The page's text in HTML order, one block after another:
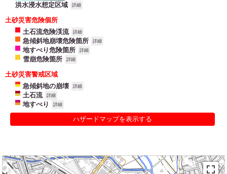
洪水浸水想定区域 詳細
土砂災害危険個所
土石流危険渓流
詳細
急傾斜地崩壊危険箇所 詳細
地すべり危険箇所 詳細
雪崩危険箇所 詳細
土砂災害警戒区域
急傾斜地の崩壊
詳細
土石流 詳細
地すべり 詳細
ハザードマップを表示する